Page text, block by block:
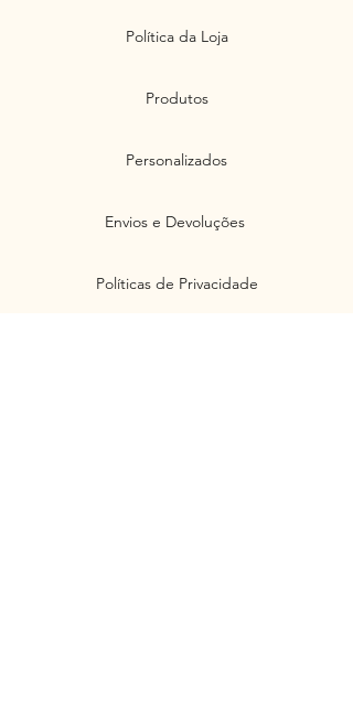
Política da Loja
Produtos
Personalizados
Envios e Devoluções
Políticas de Privacidade